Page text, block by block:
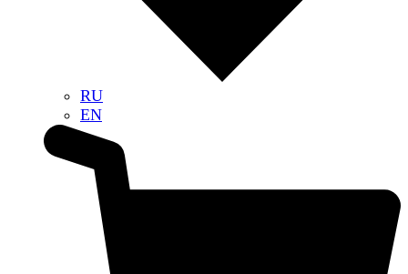
RU
EN